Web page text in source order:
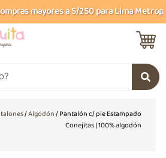
mayores a S/250 para Lima
/Algodón/ Pantalón c/ pie Estampado
Conejitas | 100% algodón